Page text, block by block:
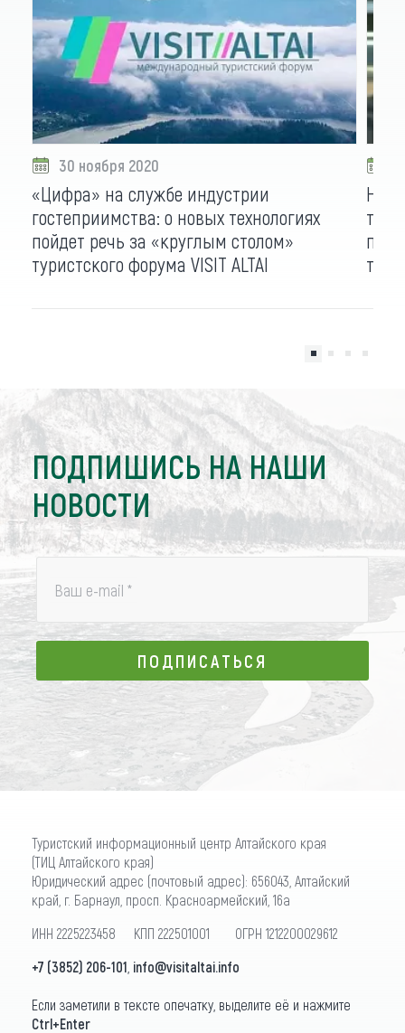
30 ноября 2020
«Цифра» на службе индустрии
гостеприимства: о новых технологиях
пойдет речь за «круглым столом»
туристского форума VISIT ALTAI
ПОДПИШИСЬ НА НАШИ
НОВОСТИ
Ваш e-mail *
ПОДПИСАТЬСЯ
ПОДПИСАТЬСЯ
Туристский информационный центр Алтайского края
(ТИЦ Алтайского края)
Юридический адрес (почтовый адрес): 656043, Алтайский
край, г. Барнаул, просп. Красноармейский, 16а
ИНН 2225223458 КПП 222501001 ОГРН 1212200029612
+7 (3852) 206-101 info@visitaltai.info
Если заметили в тексте опечатку, выделите её и нажмите
Ctrl+Enter